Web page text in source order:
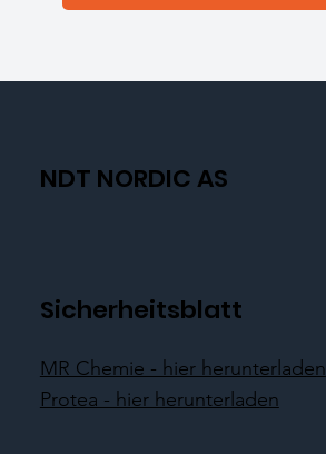
NDT NORDIC AS
Sicherheitsblatt
MR Chemie - hier herunterladen
Protea - hier herunterladen